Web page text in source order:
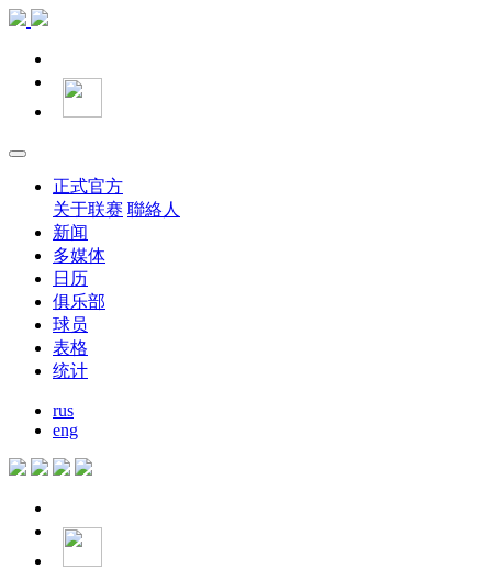
正式官方
关于联赛 聯絡人
新闻
多媒体
日历
俱乐部
球员
表格
统计
rus
eng